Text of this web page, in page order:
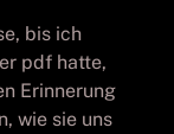
bis ich
pdf hatte,
Erinnerung
wie sie uns